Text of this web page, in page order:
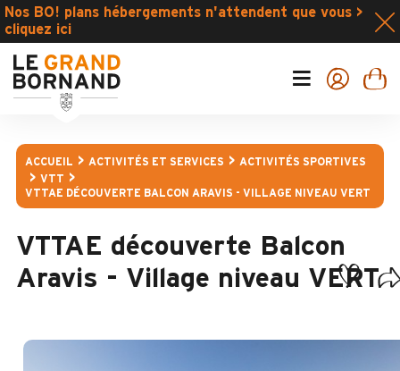
Nos BO! plans hébergements n'attendent que vous >
cliquez ici
ACCUEIL ACTIVITÉS ET SERVICES
ACTIVITÉS SPORTIVES
VTT
VTTAE DÉCOUVERTE BALCON ARAVIS - VILLAGE NIVEAU VERT
VTTAE découverte Balcon
Aravis - Village niveau VERT